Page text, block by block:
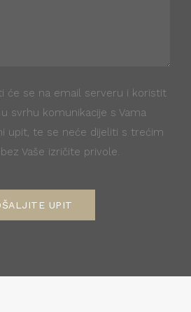
će se na email serveru i koristit
svrhu komunikacije s Vama
upit, te se neće dijeliti s trećim
Vaše izričite privole.
UPIT